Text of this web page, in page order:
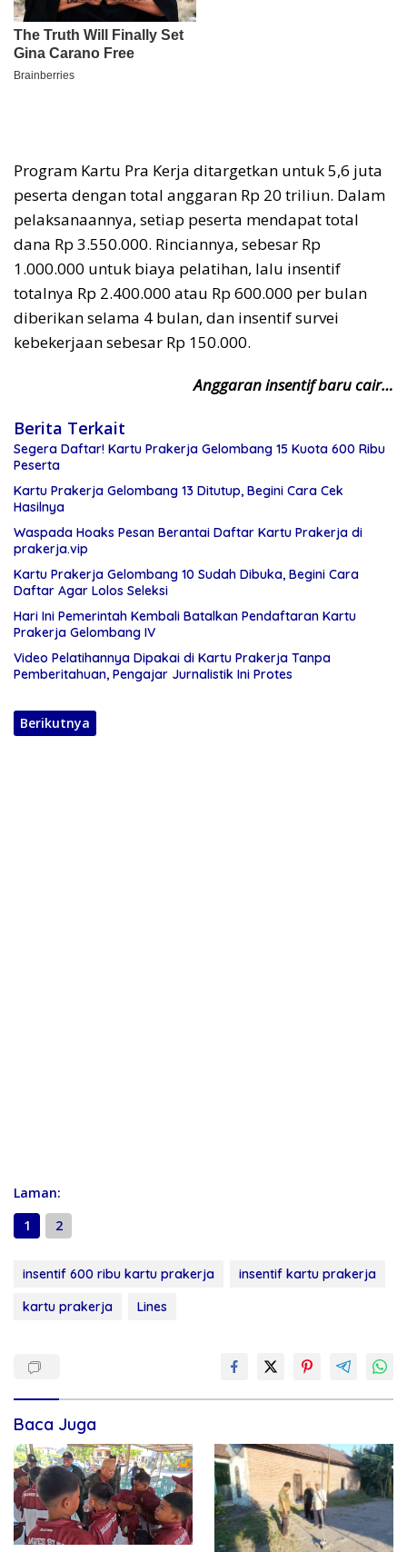
Program Kartu Pra Kerja ditargetkan untuk 5,6 juta
peserta dengan total anggaran Rp 20 triliun. Dalam
pelaksanaannya, setiap peserta mendapat total
dana Rp 3.550.000. Rinciannya, sebesar Rp
1.000.000 untuk biaya pelatihan, lalu insentif
totalnya Rp 2.400.000 atau Rp 600.000 per bulan
diberikan selama 4 bulan, dan insentif survei
kebekerjaan sebesar Rp 150.000.
Anggaran insentif baru cair…
Berita Terkait
Segera Daftar! Kartu Prakerja Gelombang 15 Kuota 600 Ribu
Peserta
Kartu Prakerja Gelombang 13 Ditutup, Begini Cara Cek
Hasilnya
Waspada Hoaks Pesan Berantai Daftar Kartu Prakerja di
prakerja.vip
Kartu Prakerja Gelombang 10 Sudah Dibuka, Begini Cara
Daftar Agar Lolos Seleksi
Hari Ini Pemerintah Kembali Batalkan Pendaftaran Kartu
Prakerja Gelombang IV
Video Pelatihannya Dipakai di Kartu Prakerja Tanpa
Pemberitahuan, Pengajar Jurnalistik Ini Protes
Berikutnya
Laman:
1
2
insentif 600 ribu kartu prakerja
insentif kartu prakerja
kartu prakerja
Lines
Baca Juga